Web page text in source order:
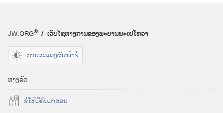
JW.ORG® / ເວັບໄຊທາງການຂອງພະຍານພະເຢໂຫວາ
ການສະແດງຜົນໜ້າຈໍ
ທາງລັດ
ຂໍ​ໃຫ້​ມີ​ຄົນ​ມາ​ສອນ